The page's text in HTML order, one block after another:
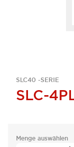
SLC40 -SERIE
SLC-
Menge auswählen